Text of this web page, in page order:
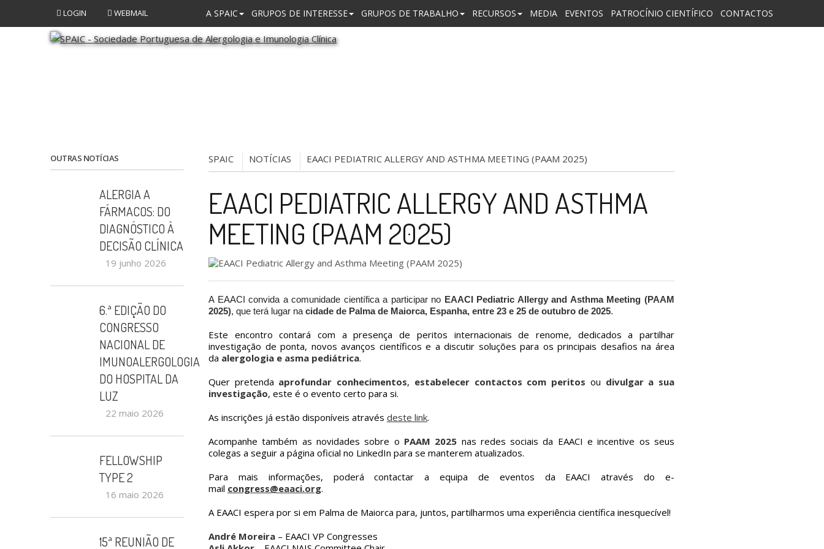
A SPAIC GRUPOS DE INTERESSE GRUPOS DE TRABALHO RECURSOS MEDIA EVENTOS PATROCÍNIO CIENTÍFICO CONTACTOS
LOGIN WEBMAIL
OUTRAS NOTÍCIAS
ALERGIA A
FÁRMACOS: DO
DIAGNÓSTICO À
DECISÃO CLÍNICA
19 junho 2026
6.ª EDIÇÃO DO
CONGRESSO
NACIONAL DE
IMUNOALERGOLOGIA
DO HOSPITAL DA
LUZ
22 maio 2026
FELLOWSHIP
TYPE 2
16 maio 2026
15ª REUNIÃO DE
SPAIC NOTÍCIAS EAACI PEDIATRIC ALLERGY AND ASTHMA MEETING (PAAM 2025)
EAACI PEDIATRIC ALLERGY AND ASTHMA
MEETING (PAAM 2025)
A EAACI convida a comunidade científica a participar no EAACI Pediatric Allergy and Asthma Meeting (PAAM
2025), que terá lugar na cidade de Palma de Maiorca, Espanha, entre 23 e 25 de outubro de 2025.
Este encontro contará com a presença de peritos internacionais de renome, dedicados a partilhar
investigação de ponta, novos avanços científicos e a discutir soluções para os principais desafios na área
da alergologia e asma pediátrica.
Quer pretenda aprofundar conhecimentos, estabelecer contactos com peritos ou divulgar a sua
investigação, este é o evento certo para si.
As inscrições já estão disponíveis através deste link.
Acompanhe também as novidades sobre o PAAM 2025 nas redes sociais da EAACI e incentive os seus
colegas a seguir a página oficial no LinkedIn para se manterem atualizados.
Para mais informações, poderá contactar a equipa de eventos da EAACI através do e-
mail congress@eaaci.org.
A EAACI espera por si em Palma de Maiorca para, juntos, partilharmos uma experiência científica inesquecível!
André Moreira – EAACI VP Congresses